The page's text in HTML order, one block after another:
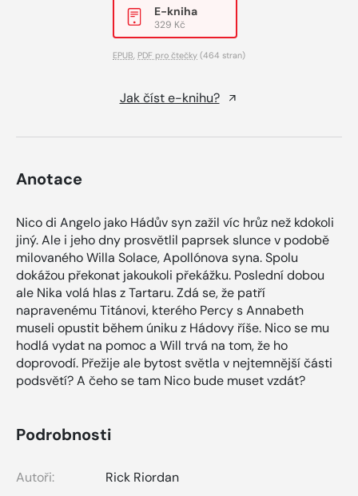
E-kniha
329 Kč
EPUB, PDF pro čtečky (464 stran)
Jak číst e-knihu?
Anotace
Nico di Angelo jako Hádův syn zažil víc hrůz než kdokoli
jiný. Ale i jeho dny prosvětlil paprsek slunce v podobě
milovaného Willa Solace, Apollónova syna. Spolu
dokážou překonat jakoukoli překážku. Poslední dobou
ale Nika volá hlas z Tartaru. Zdá se, že patří
napravenému Titánovi, kterého Percy s Annabeth
museli opustit během úniku z Hádovy říše. Nico se mu
hodlá vydat na pomoc a Will trvá na tom, že ho
doprovodí. Přežije ale bytost světla v nejtemnější části
podsvětí? A čeho se tam Nico bude muset vzdát?
Podrobnosti
Autoři:
Rick Riordan